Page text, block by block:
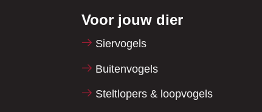
Voor jouw dier
Siervogels
Buitenvogels
Steltlopers & loopvogels